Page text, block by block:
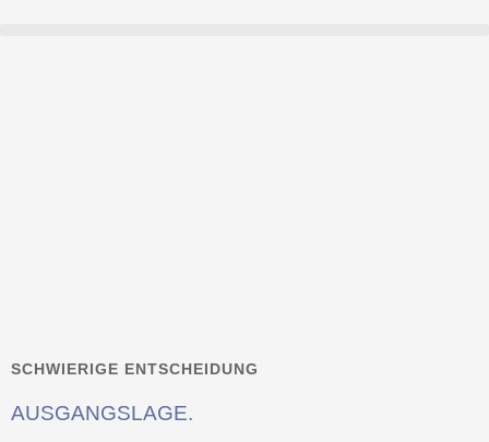
SCHWIERIGE ENTSCHEIDUNG
AUSGANGSLAGE.